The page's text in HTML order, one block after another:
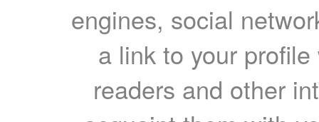
engines, social
a link to your
readers and other